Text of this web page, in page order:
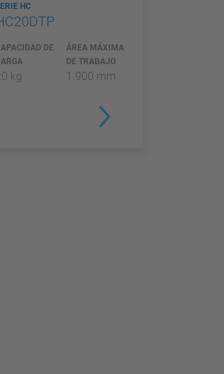
HC
DE
kg
ÁREA MÁXIMA
DE TRABAJO
1.900 mm